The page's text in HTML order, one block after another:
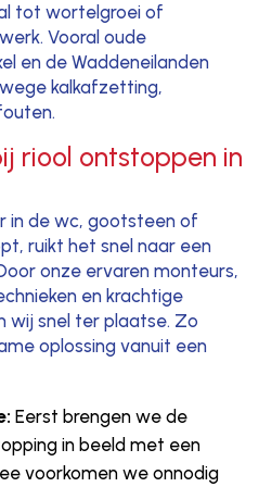
tot wortelgroei of
Vooral oude
en de Waddeneilanden
kalkafzetting,
riool ontstoppen in
in de wc, gootsteen of
ruikt het snel naar een
onze ervaren monteurs,
en krachtige
wij snel ter plaatse. Zo
oplossing vanuit een
Eerst brengen we de
in beeld met een
voorkomen we onnodig